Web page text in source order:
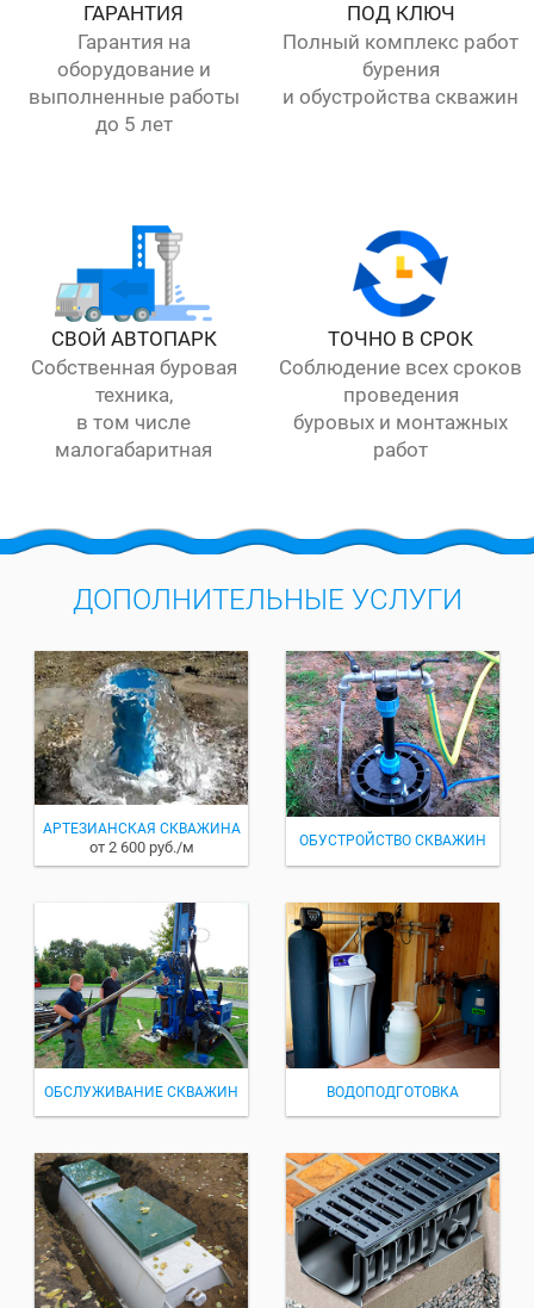
ГАРАНТИЯ
Гарантия на
оборудование и
выполненные работы
до 5 лет
ПОД КЛЮЧ
Полный комплекс работ
бурения
и обустройства скважин
СВОЙ АВТОПАРК
Собственная буровая
техника,
в том числе
малогабаритная
ТОЧНО В СРОК
Соблюдение всех сроков
проведения
буровых и монтажных
работ
ДОПОЛНИТЕЛЬНЫЕ УСЛУГИ
АРТЕЗИАНСКАЯ СКВАЖИНА
от 2 600 руб./м ОБУСТРОЙСТВО СКВАЖИН
ОБСЛУЖИВАНИЕ СКВАЖИН ВОДОПОДГОТОВКА